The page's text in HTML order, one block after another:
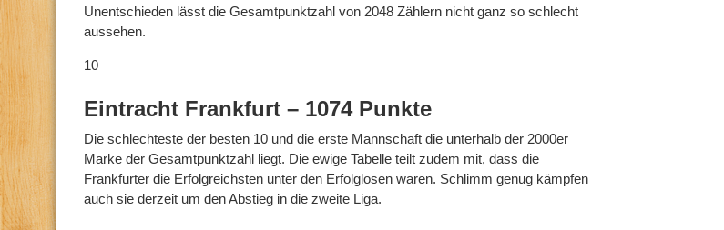
Unentschieden lässt die Gesamtpunktzahl von 2048 Zählern nicht ganz so schlecht
aussehen.
10
Eintracht Frankfurt – 1074 Punkte
Die schlechteste der besten 10 und die erste Mannschaft die unterhalb der 2000er
Marke der Gesamtpunktzahl liegt. Die ewige Tabelle teilt zudem mit, dass die
Frankfurter die Erfolgreichsten unter den Erfolglosen waren. Schlimm genug kämpfen
auch sie derzeit um den Abstieg in die zweite Liga.